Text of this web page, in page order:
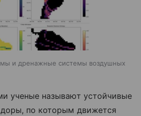
и дренажные системы воздушных
ученые называют устойчивые
по которым движется